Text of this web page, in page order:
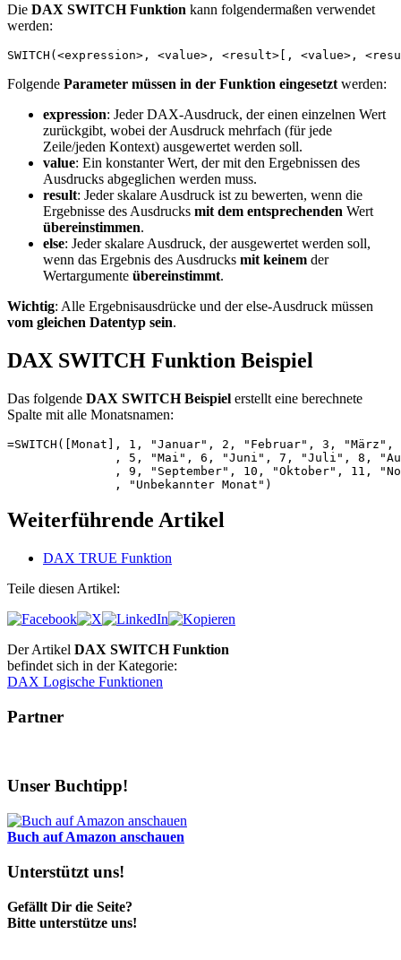
Die DAX SWITCH Funktion kann folgendermaßen verwendet
werden:
SWITCH(<expression>, <value>, <result>[, <value>,
Folgende Parameter müssen in der Funktion eingesetzt werden:
expression: Jeder DAX-Ausdruck, der einen einzelnen Wert
zurückgibt, wobei der Ausdruck mehrfach (für jede
Zeile/jeden Kontext) ausgewertet werden soll.
value: Ein konstanter Wert, der mit den Ergebnissen des
Ausdrucks abgeglichen werden muss.
result: Jeder skalare Ausdruck ist zu bewerten, wenn die
Ergebnisse des Ausdrucks mit dem entsprechenden Wert
übereinstimmen.
else: Jeder skalare Ausdruck, der ausgewertet werden soll,
wenn das Ergebnis des Ausdrucks mit keinem der
Wertargumente übereinstimmt.
Wichtig: Alle Ergebnisausdrücke und der else-Ausdruck müssen
vom gleichen Datentyp sein.
DAX SWITCH Funktion Beispiel
Das folgende DAX SWITCH Beispiel erstellt eine berechnete
Spalte mit alle Monatsnamen:
=SWITCH([Monat], 1, "Januar", 2, "Februar", 3,
, 5, "Mai", 6, "Juni", 7, "Juli", 8,
, 9, "September", 10, "Oktober", 11,
               , "Unbekannter Monat")
Weiterführende Artikel
DAX TRUE Funktion
Teile diesen Artikel:
Der Artikel DAX SWITCH Funktion
befindet sich in der Kategorie:
DAX Logische Funktionen
Partner
Unser Buchtipp!
Buch auf Amazon anschauen
Unterstützt uns!
Gefällt Dir die Seite?
Bitte unterstütze uns!